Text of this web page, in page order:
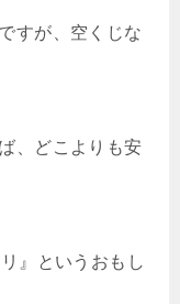
すが、空くじな
、どこよりも安
』というおもし